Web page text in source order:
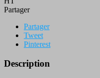
Partager
Partager
Tweet
Pinterest
Description